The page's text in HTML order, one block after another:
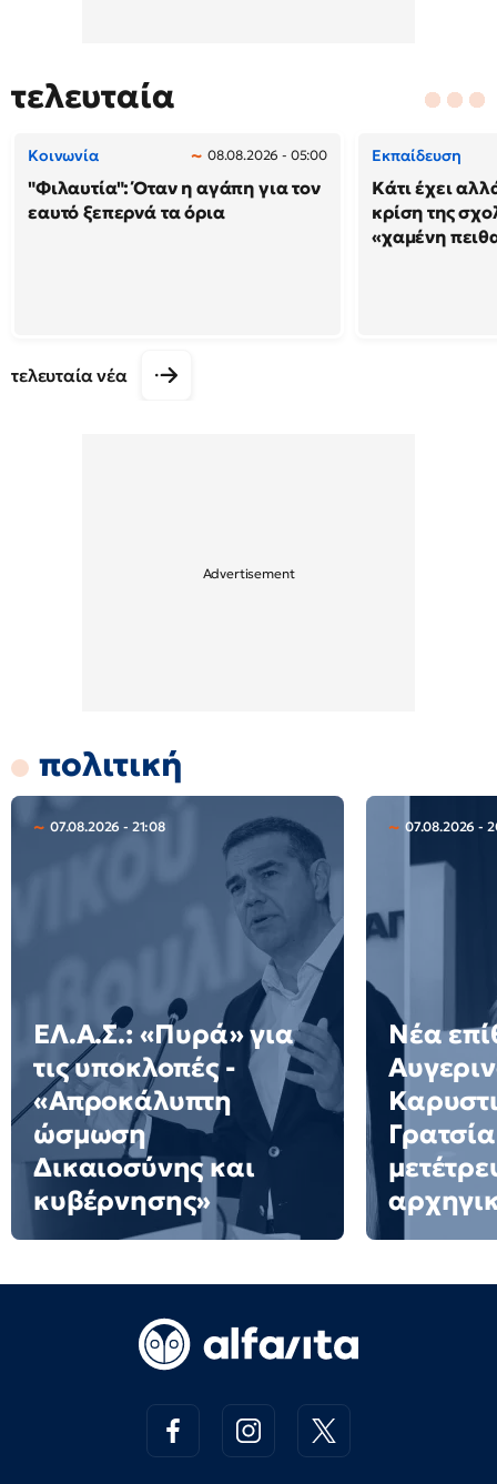
τελευταία
Κοινωνία 08.08.2026 - 05:00
"Φιλαυτία": Όταν η αγάπη για τον
εαυτό ξεπερνά τα όρια
Εκπαίδευση
Κάτι έχει
κρίση της
«χαμένη
τελευταία νέα
πολιτική
07.08.2026 - 21:08
ΕΛ.Α.Σ.: «Πυρά» για
τις υποκλοπές -
«Απροκάλυπτη
ώσμωση
Δικαιοσύνης και
κυβέρνησης»
07.08.2026 -
Νέα